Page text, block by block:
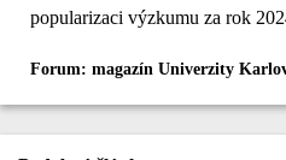
popularizaci výzkumu za rok
Forum: magazín Univerzity